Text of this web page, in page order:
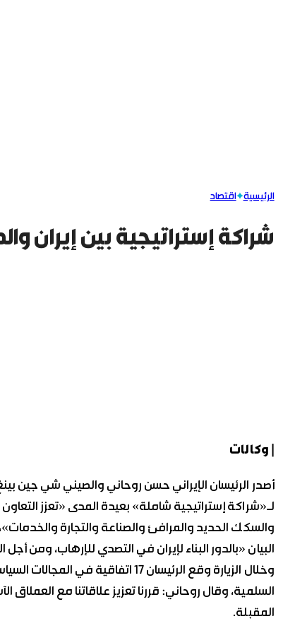
الرئيسية اقتصاد
شراكة إستراتيجية بين إيران والصين بـ600
| وكالات
أصدر الرئيسان الإيراني حسن روحاني والصيني شي جين
لـ«شراكة إستراتيجية شاملة» بعيدة المدى «تعزز
والسكك الحديد والمرافئ والصناعة والتجارة
البيان «بالدور البناء لإيران في التصدي للإرهاب، ومن
وخلال الزيارة وقع الرئيسان 17
المقبلة.